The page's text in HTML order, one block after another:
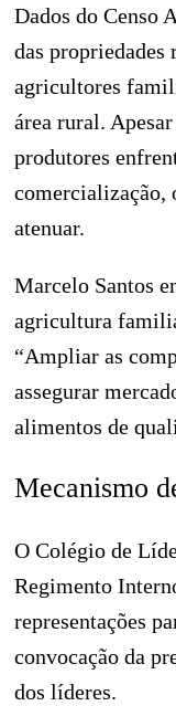
Dados do Censo
das propriedades
agricultores
área rural.
produtores
comercialização,
atenuar.
Marcelo Santos
agricultura
“Ampliar as
assegurar
alimentos de
Mecanismo
O Colégio de
Regimento
representações
convocação da
dos líderes.